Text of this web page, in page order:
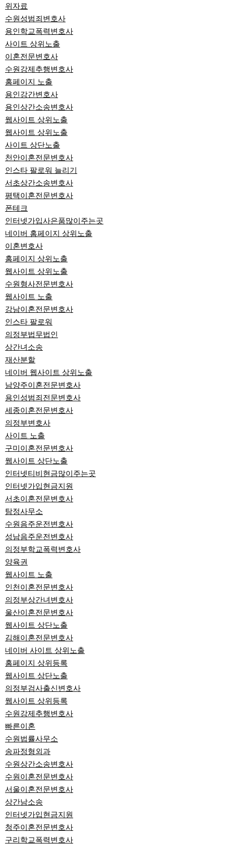
위자료
수원성범죄변호사
용인학교폭력변호사
사이트 상위노출
이혼전문변호사
수원강제추행변호사
홈페이지 노출
용인강간변호사
용인상간소송변호사
웹사이트 상위노출
웹사이트 상위노출
사이트 상단노출
천안이혼전문변호사
인스타 팔로워 늘리기
서초상간소송변호사
평택이혼전문변호사
폰테크
인터넷가입사은품많이주는곳
네이버 홈페이지 상위노출
이혼변호사
홈페이지 상위노출
웹사이트 상위노출
수원형사전문변호사
웹사이트 노출
강남이혼전문변호사
인스타 팔로워
의정부법무법인
상간녀소송
재산분할
네이버 웹사이트 상위노출
남양주이혼전문변호사
용인성범죄전문변호사
세종이혼전문변호사
의정부변호사
사이트 노출
구미이혼전문변호사
웹사이트 상단노출
인터넷티비현금많이주는곳
인터넷가입현금지원
서초이혼전문변호사
탐정사무소
수원음주운전변호사
성남음주운전변호사
의정부학교폭력변호사
양육권
웹사이트 노출
인천이혼전문변호사
의정부상간녀변호사
울산이혼전문변호사
웹사이트 상단노출
김해이혼전문변호사
네이버 사이트 상위노출
홈페이지 상위등록
웹사이트 상단노출
의정부검사출신변호사
웹사이트 상위등록
수원강제추행변호사
빠른이혼
수원법률사무소
송파정형외과
수원상간소송변호사
수원이혼전문변호사
서울이혼전문변호사
상간남소송
인터넷가입현금지원
청주이혼전문변호사
구리학교폭력변호사